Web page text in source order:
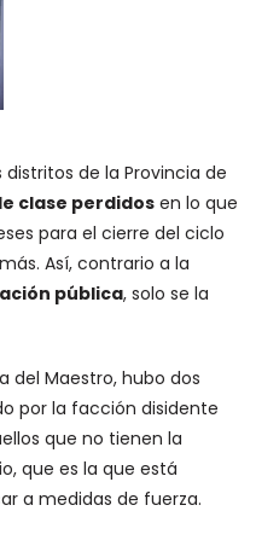
de la Provincia de
clase perdidos en lo que
para el cierre del ciclo
Así, contrario a la
pública, solo se la
del Maestro, hubo dos
por la facción disidente
que no tienen la
que es la que está
a medidas de fuerza.